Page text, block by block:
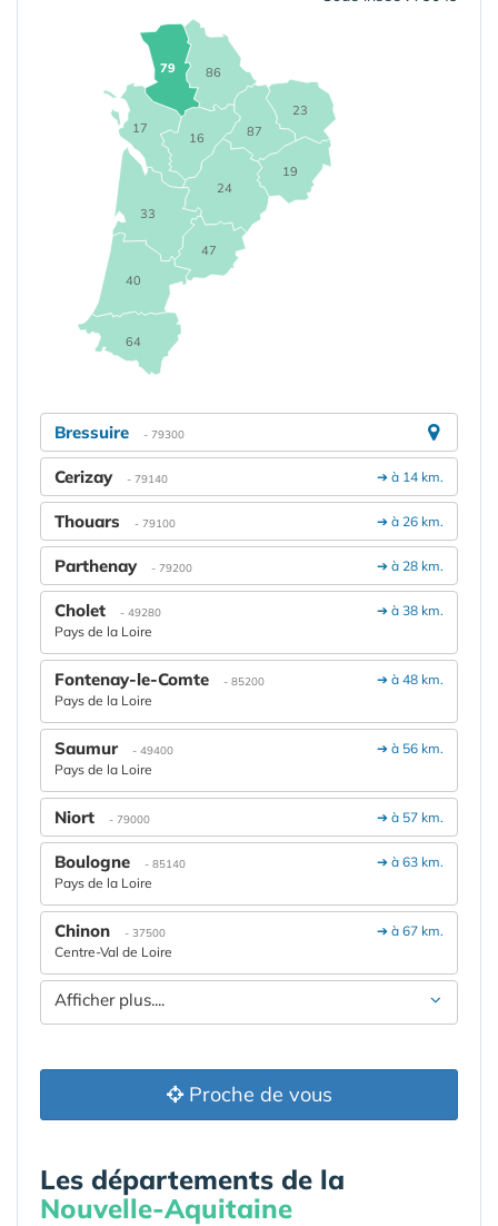
16
17
19
23
24
33
40
47
64
79 86
87
Bressuire - 79300
➔ à 14 km.
Cerizay - 79140
➔ à 26 km.
Thouars - 79100
➔ à 28 km.
Parthenay - 79200
➔ à 38 km.
Cholet - 49280
Pays de la Loire
➔ à 48 km.
Fontenay-le-Comte - 85200
Pays de la Loire
➔ à 56 km.
Saumur - 49400
Pays de la Loire
➔ à 57 km.
Niort - 79000
➔ à 63 km.
Boulogne - 85140
Pays de la Loire
➔ à 67 km.
Chinon - 37500
Centre-Val de Loire
Afficher plus....
Proche de vous
Les départements de la
Nouvelle-Aquitaine